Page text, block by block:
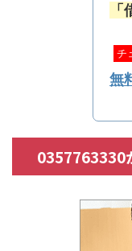
チ
無
0357763330